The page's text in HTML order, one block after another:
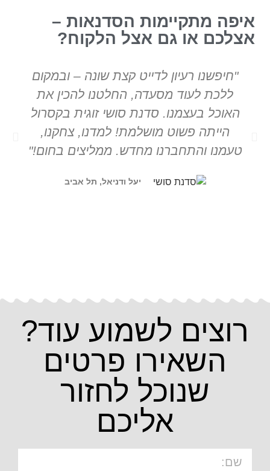
איפה מתקיימות הסדנאות –
אצלכם או גם אצל הלקוח?
"חיפשנו רעיון לדייט קצת שונה – ובמקום
ללכת לעוד מסעדה, החלטנו להכין את
האוכל בעצמנו. סדנת סושי זוגית בקסרול
הייתה פשוט מושלמת! למדנו, צחקנו,
טעמנו והתחברנו מחדש. ממליצים בחום!"
יעל ודניאל, תל אביב
רוצים לשמוע עוד?
השאירו פרטים
שנוכל לחזור
אליכם